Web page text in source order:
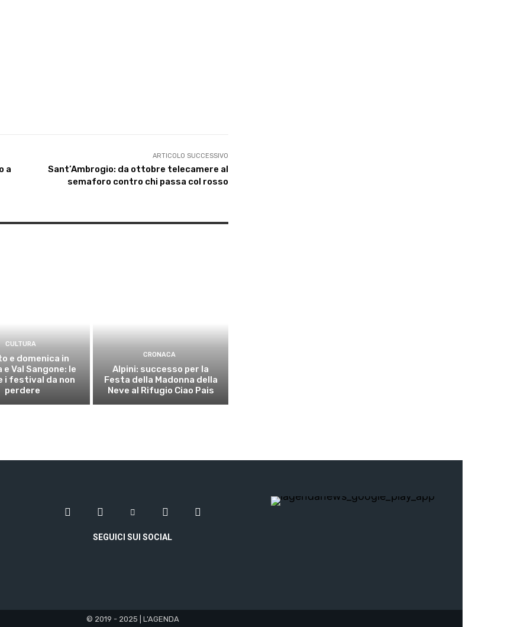
a
ARTICOLO SUCCESSIVO
Sant’Ambrogio: da ottobre telecamere al
semaforo contro chi passa col rosso
CULTURA
e domenica in
e Val Sangone: le
i festival da non
perdere
CRONACA
Alpini: successo per la
Festa della Madonna della
Neve al Rifugio Ciao Pais
SEGUICI SUI SOCIAL
© 2019 - 2025 | L'AGENDA